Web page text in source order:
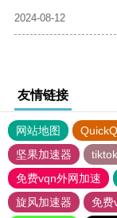
2024-08-12
友情链接
网站地图 QuickQ
坚果加速器
免费vqn外网加速
旋风加速器
免费